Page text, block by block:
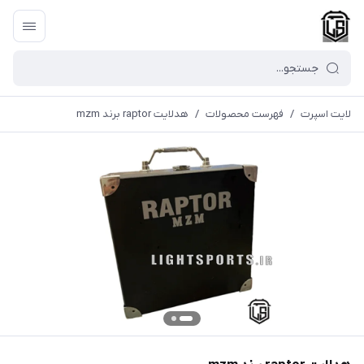
لایت اسپرت / فهرست محصولات / هدلایت raptor برند mzm